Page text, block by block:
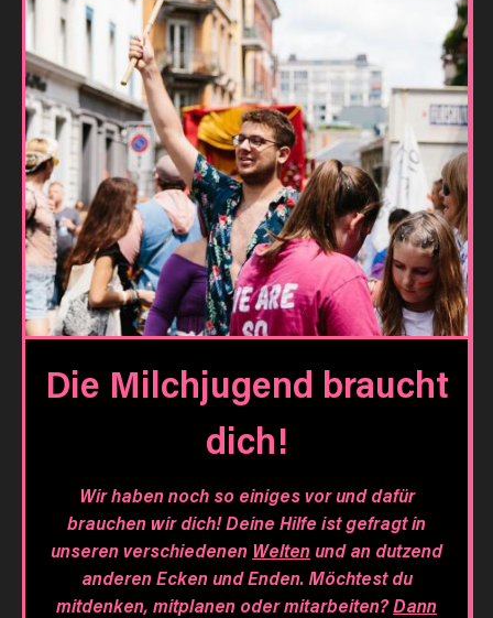
Die Milchjugend braucht
dich!
Wir haben noch so einiges vor und dafür
brauchen wir dich! Deine Hilfe ist gefragt in
unseren verschiedenen Weltenund an dutzend
anderen Ecken und Enden. Möchtest du
mitdenken, mitplanen oder mitarbeiten?Dann